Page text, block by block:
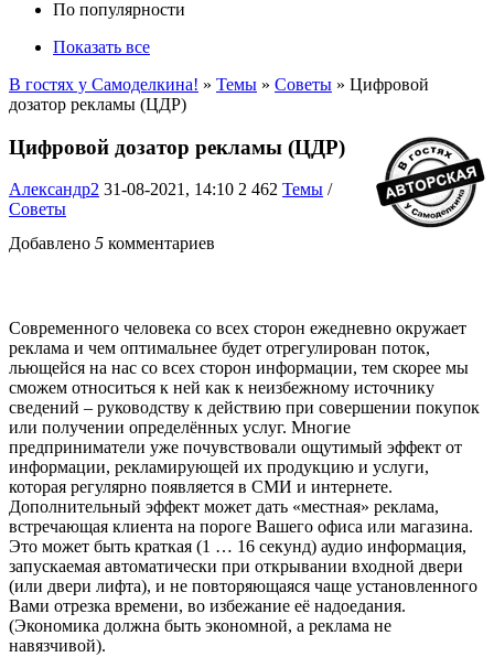
По популярности
Показать все
В гостях у Самоделкина! » Темы » Советы » Цифровой
дозатор рекламы (ЦДР)
Цифровой дозатор рекламы (ЦДР)
Александр2 31-08-2021, 14:10 2 462 Темы /
Советы
Добавлено 5 комментариев
Современного человека со всех сторон ежедневно окружает
реклама и чем оптимальнее будет отрегулирован поток,
льющейся на нас со всех сторон информации, тем скорее мы
сможем относиться к ней как к неизбежному источнику
сведений – руководству к действию при совершении покупок
или получении определённых услуг. Многие
предприниматели уже почувствовали ощутимый эффект от
информации, рекламирующей их продукцию и услуги,
которая регулярно появляется в СМИ и интернете.
Дополнительный эффект может дать «местная» реклама,
встречающая клиента на пороге Вашего офиса или магазина.
Это может быть краткая (1 … 16 секунд) аудио информация,
запускаемая автоматически при открывании входной двери
(или двери лифта), и не повторяющаяся чаще установленного
Вами отрезка времени, во избежание её надоедания.
(Экономика должна быть экономной, а реклама не
навязчивой).